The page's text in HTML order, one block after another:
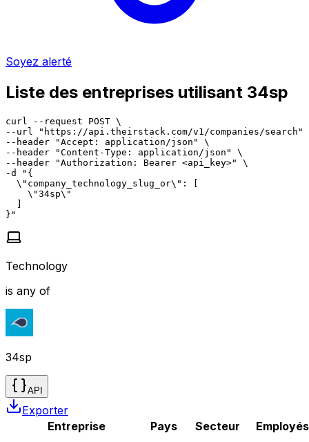
Soyez alerté
Liste des entreprises utilisant 34sp
curl --request POST \
--url "https://api.theirstack.com/v1/companies/search"
--header "Accept: application/json" \
--header "Content-Type: application/json" \
--header "Authorization: Bearer <api_key>" \
-d "{
  \"company_technology_slug_or\": [
    \"34sp\"
  ]
}"
Technology
is any of
34sp
API
Exporter
Entreprise
Pays Secteur Employés